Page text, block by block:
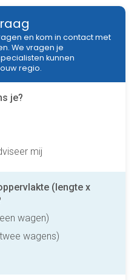
en kom in contact met
We vragen je
kunnen
regio.
je?
mij
(lengte x
wagen)
wagens)